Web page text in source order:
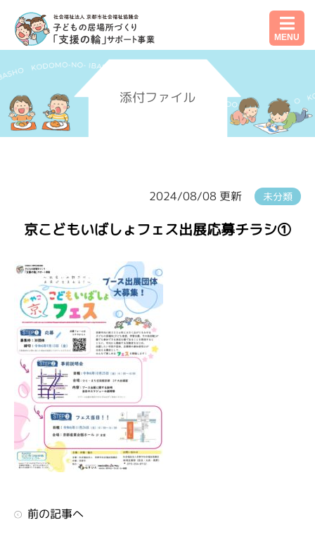
MENU
添付ファイル
2024/08/08 更新 未分類
京こどもいばしょフェス出展応募チラシ①
前の記事へ